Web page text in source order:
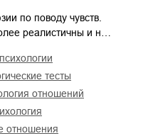
по поводу чувств.
реалистичны и н…
психологии
тесты
отношений
отношения